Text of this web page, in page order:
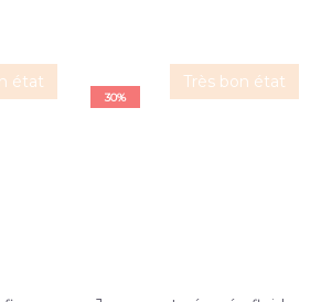
état Très bon état
30%